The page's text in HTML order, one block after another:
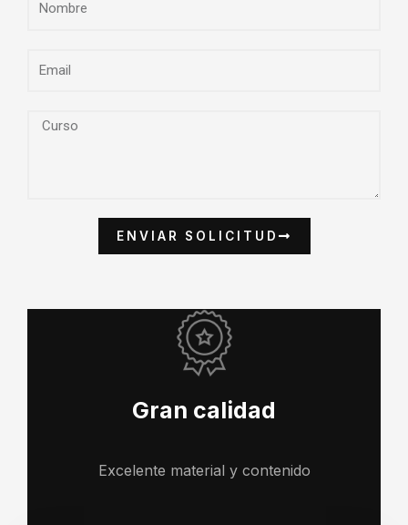
Curso
ENVIAR SOLICITUD
Gran calidad
Excelente material y contenido